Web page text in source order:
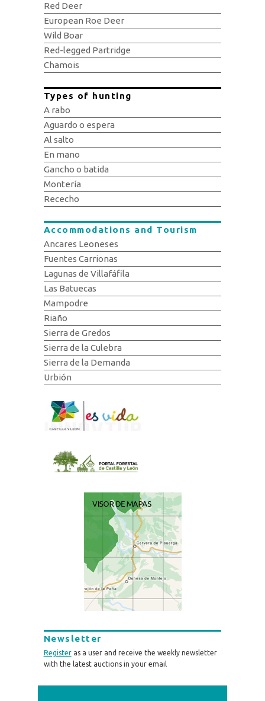
Red Deer
European Roe Deer
Wild Boar
Red-legged Partridge
Chamois
Types of hunting
A rabo
Aguardo o espera
Al salto
En mano
Gancho o batida
Montería
Rececho
Accommodations and Tourism
Ancares Leoneses
Fuentes Carrionas
Lagunas de Villafáfila
Las Batuecas
Mampodre
Riaño
Sierra de Gredos
Sierra de la Culebra
Sierra de la Demanda
Urbión
Newsletter
Registeras a user and receive the weekly newsletter
with the latest auctions in your email